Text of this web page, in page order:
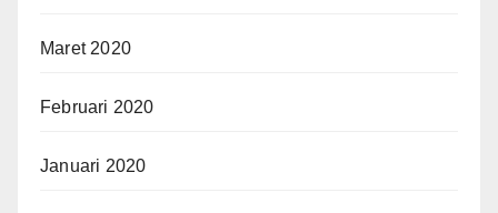
Maret 2020
Februari 2020
Januari 2020